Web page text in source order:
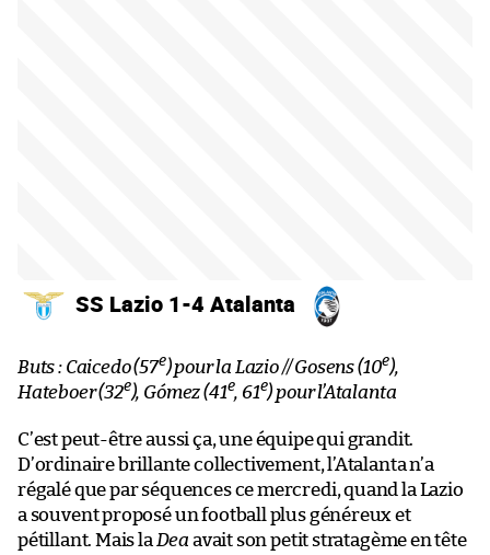
SS Lazio 1-4 Atalanta
Buts : Caicedo (57e) pour la Lazio // Gosens (10e),
Hateboer (32e), Gómez (41e, 61e) pour l’Atalanta
C’est peut-être aussi ça, une équipe qui grandit.
D’ordinaire brillante collectivement, l’Atalanta n’a
régalé que par séquences ce mercredi, quand la Lazio
a souvent proposé un football plus généreux et
pétillant. Mais la Dea avait son petit stratagème en tête